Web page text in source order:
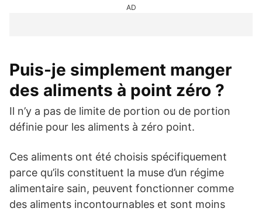
AD
Puis-je simplement manger
des aliments à point zéro ?
Il n’y a pas de limite de portion ou de portion
définie pour les aliments à zéro point.
Ces aliments ont été choisis spécifiquement
parce qu’ils constituent la muse d’un régime
alimentaire sain, peuvent fonctionner comme
des aliments incontournables et sont moins